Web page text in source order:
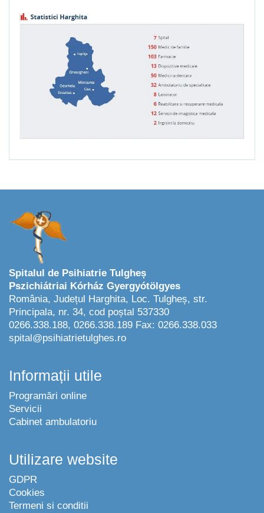
Spitalul de Psihiatrie Tulgheș
Pszichiátriai Kórház Gyergyótölgyes
România, Județul Harghita, Loc. Tulgheș, str.
Principala, nr. 34, cod poștal 537330
0266.338.188, 0266.338.189 Fax: 0266.338.033
spital@psihiatrietulghes.ro
Informații utile
Programări online
Servicii
Cabinet ambulatoriu
Utilizare website
GDPR
Cookies
Termeni si conditii